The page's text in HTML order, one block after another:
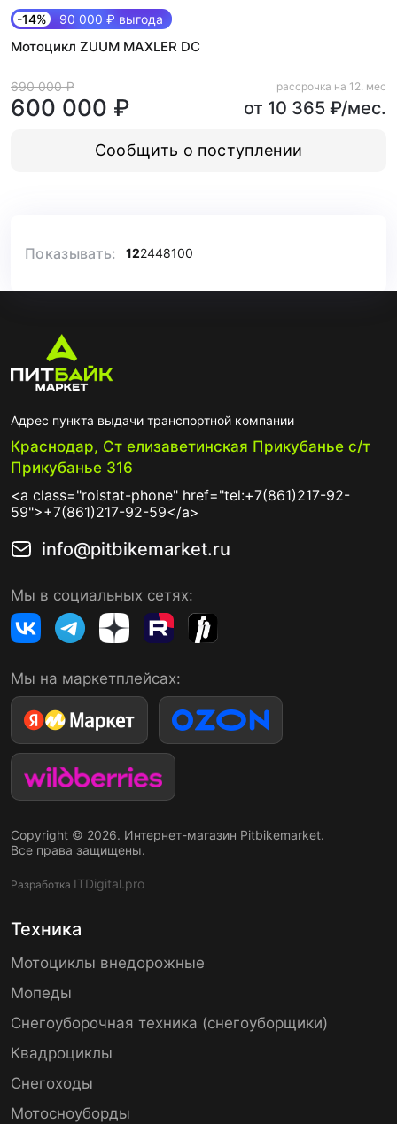
-14% 90 000 ₽ выгода
Мотоцикл ZUUM MAXLER DC
690 000 ₽
600 000 ₽
рассрочка на 12. мес
от 10 365 ₽/мес.
Сообщить о поступлении
Показывать: 122448100
Адрес пункта выдачи транспортной компании
Краснодар, Ст елизаветинская Прикубанье с/т
Прикубанье 316
<a class="roistat-phone" href="tel:+7(861)217-92-
59">+7(861)217-92-59</a>
info@pitbikemarket.ru
Мы в социальных сетях:
Мы на маркетплейсах:
Copyright © 2026. Интернет-магазин Pitbikemarket.
Все права защищены.
Разработка ITDigital.pro
Техника
Мотоциклы внедорожные
Мопеды
Снегоуборочная техника (снегоуборщики)
Квадроциклы
Снегоходы
Мотосноуборды